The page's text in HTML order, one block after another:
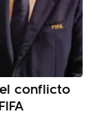
conflicto